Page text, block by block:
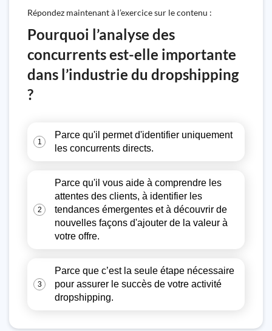
Répondez maintenant à l’exercice sur le contenu :
Pourquoi l’analyse des
concurrents est-elle importante
dans l’industrie du dropshipping
?
1
Parce qu'il permet d'identifier uniquement
les concurrents directs.
2
Parce qu'il vous aide à comprendre les
attentes des clients, à identifier les
tendances émergentes et à découvrir de
nouvelles façons d'ajouter de la valeur à
votre offre.
3
Parce que c’est la seule étape nécessaire
pour assurer le succès de votre activité
dropshipping.